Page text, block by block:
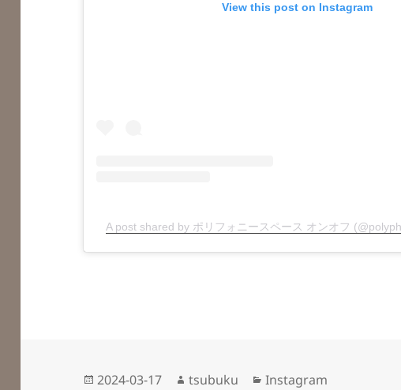
View this post on Instagram
A post shared by ポリフォニースペース オンオフ
投
2024-03-17
作
tsubuku
カ
Instagram